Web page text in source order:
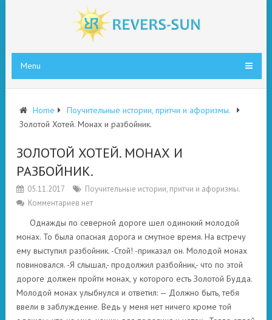
Menu
Home
Поучительные истории, притчи и афоризмы.
Золотой Хотей. Монах и разбойник.
ЗОЛОТОЙ ХОТЕЙ. МОНАХ И
РАЗБОЙНИК.
05.11.2017
Поучительные истории, притчи и афоризмы.
Комментариев нет
Однажды по северной дороге шел одинокий молодой
монах. То была опасная дорога и смутное время. На встречу
ему выступил разбойник. -Стой! -приказал он. Молодой монах
повиновался. -Я слышал,- продолжил разбойник,- что по этой
дороге должен пройти монах, у которого есть Золотой Будда.
Молодой монах улыбнулся и ответил: — Должно быть, тебя
ввели в заблуждение. Ведь у меня нет ничего кроме той